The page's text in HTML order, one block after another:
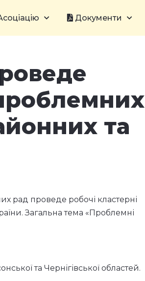
Документи
та
рад проведе робочі кластерні
Загальна тема «Проблемні
та Чернігівської областей.